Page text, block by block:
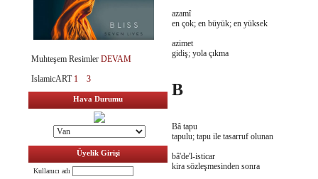
Muhteşem Resimler DEVAM
IslamicART 1 3
Hava Durumu
Üyelik Girişi
Kullanıcı adı
azamî
en çok; en büyük; en yüksek
azimet
gidiş; yola çıkma
B
Bâ tapu
tapulu; tapu ile tasarruf olunan
bâ'de'l-isticar
kira sözleşmesinden sonra